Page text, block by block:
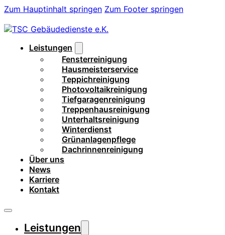
Zum Hauptinhalt springen Zum Footer springen
Leistungen
Fensterreinigung
Hausmeisterservice
Teppichreinigung
Photovoltaikreinigung
Tiefgaragenreinigung
Treppenhausreinigung
Unterhaltsreinigung
Winterdienst
Grünanlagenpflege
Dachrinnenreinigung
Über uns
News
Karriere
Kontakt
Leistungen